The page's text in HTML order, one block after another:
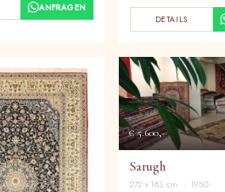
ANFRAGEN
DETAILS
€ 5.600,-
Sarugh
272 x 183 cm · 1950